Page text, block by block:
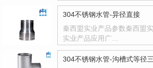
304不锈钢水管-异径直接
秦西盟实业产品参数秦西盟
实业产品应用广…
304不锈钢水管-沟槽式等径